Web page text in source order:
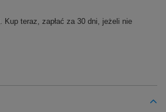
. Kup teraz, zapłać za 30 dni, jeżeli nie